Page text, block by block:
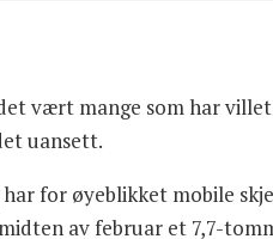
vært mange som har
uansett.
for øyeblikket mobile
av februar et 7,7-